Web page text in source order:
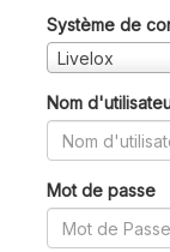
Système de
Livelox
Nom
Mot de passe